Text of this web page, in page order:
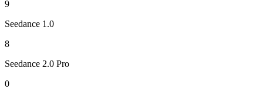
9
Seedance 1.0
8
Seedance 2.0 Pro
0